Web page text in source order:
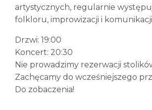
artystycznych, regularnie
folkloru, improwizacji i
Drzwi: 19:00
Koncert: 20:30
Nie prowadzimy rezerwacji
Zachęcamy do wcześniejszego
Do zobaczenia!